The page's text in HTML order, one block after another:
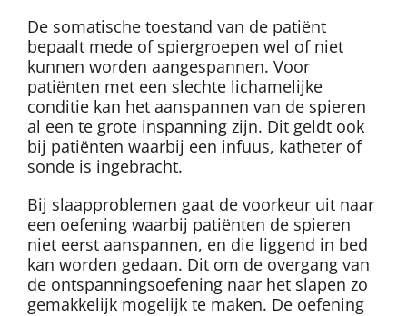
De somatische toestand van de patiënt
bepaalt mede of spiergroepen wel of niet
kunnen worden aangespannen. Voor
patiënten met een slechte lichamelijke
conditie kan het aanspannen van de spieren
al een te grote inspanning zijn. Dit geldt ook
bij patiënten waarbij een infuus, katheter of
sonde is ingebracht.
Bij slaapproblemen gaat de voorkeur uit naar
een oefening waarbij patiënten de spieren
niet eerst aanspannen, en die liggend in bed
kan worden gedaan. Dit om de overgang van
de ontspanningsoefening naar het slapen zo
gemakkelijk mogelijk te maken. De oefening